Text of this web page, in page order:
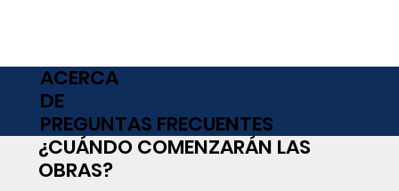
ACERCA
DE
PREGUNTAS FRECUENTES
¿CUÁNDO COMENZARÁN LAS
OBRAS?